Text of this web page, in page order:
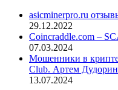
asicminerpro.ru
29.12.2022
Coincraddle.com –
07.03.2024
Мошенники в
Club. Артем
13.07.2024